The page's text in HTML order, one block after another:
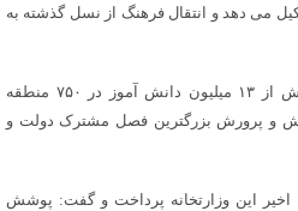
می دهد و انتقال فرهنگ از نسل گذشته به
وزیر آموزش و پرورش به حضور بیش از ۱۳ میلیون دانش آموز در ۷۵۰ منطقه
و پرورش بزرگترین فصل مشترک دولت و
اخیر این وزارتخانه پرداخت و گفت: پوشش